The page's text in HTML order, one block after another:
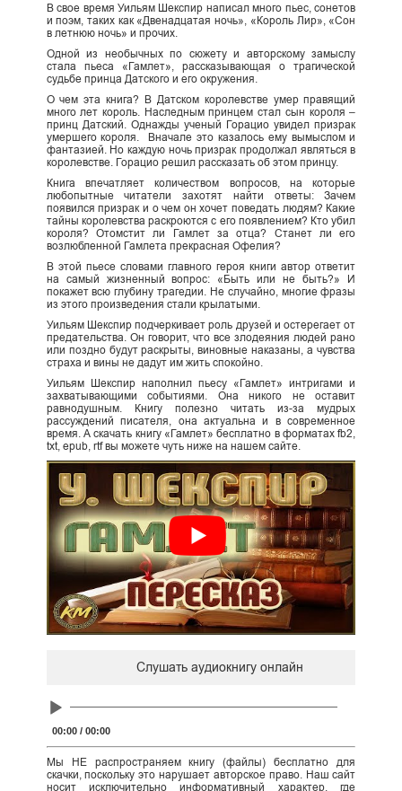
В свое время Уильям Шекспир написал много пьес, сонетов
и поэм, таких как «Двенадцатая ночь», «Король Лир», «Сон
в летнюю ночь» и прочих.
Одной из необычных по сюжету и авторскому замыслу
стала пьеса «Гамлет», рассказывающая о трагической
судьбе принца Датского и его окружения.
О чем эта книга? В Датском королевстве умер правящий
много лет король. Наследным принцем стал сын короля –
принц Датский. Однажды ученый Горацио увидел призрак
умершего короля. Вначале это казалось ему вымыслом и
фантазией. Но каждую ночь призрак продолжал являться в
королевстве. Горацио решил рассказать об этом принцу.
Книга впечатляет количеством вопросов, на которые
любопытные читатели захотят найти ответы: Зачем
появился призрак и о чем он хочет поведать людям? Какие
тайны королевства раскроются с его появлением? Кто убил
короля? Отомстит ли Гамлет за отца? Станет ли его
возлюбленной Гамлета прекрасная Офелия?
В этой пьесе словами главного героя книги автор ответит
на самый жизненный вопрос: «Быть или не быть?» И
покажет всю глубину трагедии. Не случайно, многие фразы
из этого произведения стали крылатыми.
Уильям Шекспир подчеркивает роль друзей и остерегает от
предательства. Он говорит, что все злодеяния людей рано
или поздно будут раскрыты, виновные наказаны, а чувства
страха и вины не дадут им жить спокойно.
Уильям Шекспир наполнил пьесу «Гамлет» интригами и
захватывающими событиями. Она никого не оставит
равнодушным. Книгу полезно читать из-за мудрых
рассуждений писателя, она актуальна и в современное
время. А скачать книгу «Гамлет» бесплатно в форматах fb2,
txt, epub, rtf вы можете чуть ниже на нашем сайте.
Слушать аудиокнигу онлайн
Audio
00:00/ 00:00
Мы НЕ распространяем книгу (файлы) бесплатно для
скачки, поскольку это нарушает авторское право. Наш сайт
носит исключительно информативный характер, где